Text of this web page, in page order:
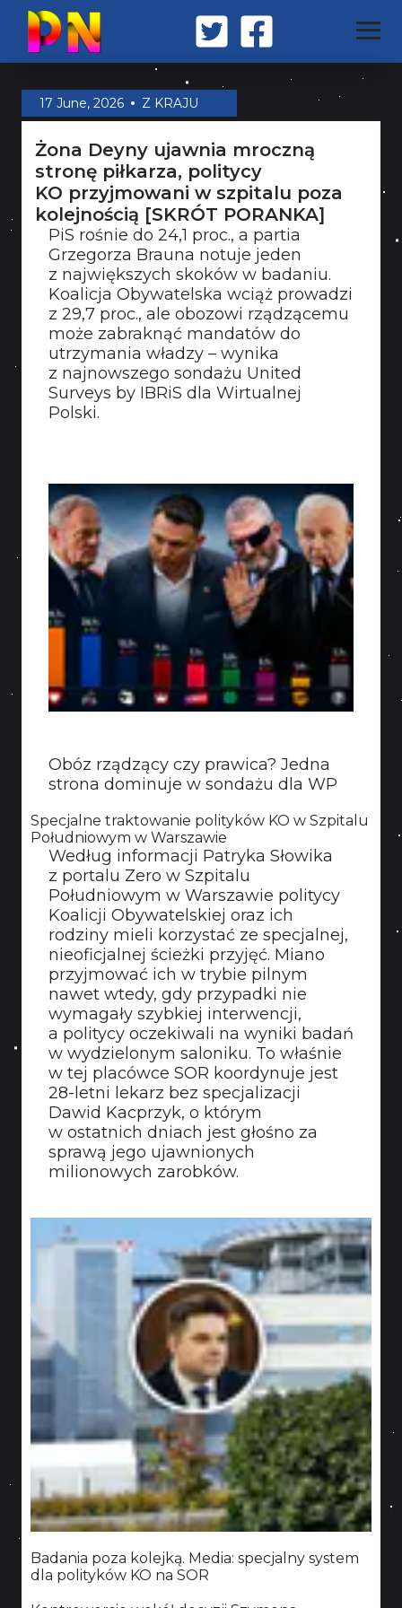
STRONA GŁÓWNA
Z KRAJU
ŚWIAT
MILITARIA
OPINIA
KONTAKT
17 June, 2026 Z KRAJU
Żona Deyny ujawnia mroczną
stronę piłkarza, politycy
KO przyjmowani w szpitalu poza
kolejnością [SKRÓT PORANKA]
PiS rośnie do 24,1 proc., a partia
Grzegorza Brauna notuje jeden
z największych skoków w badaniu.
Koalicja Obywatelska wciąż prowadzi
z 29,7 proc., ale obozowi rządzącemu
może zabraknąć mandatów do
utrzymania władzy – wynika
z najnowszego sondażu United
Surveys by IBRiS dla Wirtualnej
Polski.
Obóz rządzący czy prawica? Jedna
strona dominuje w sondażu dla WP
Specjalne traktowanie polityków KO w Szpitalu
Południowym w Warszawie
Według informacji Patryka Słowika
z portalu Zero w Szpitalu
Południowym w Warszawie politycy
Koalicji Obywatelskiej oraz ich
rodziny mieli korzystać ze specjalnej,
nieoficjalnej ścieżki przyjęć. Miano
przyjmować ich w trybie pilnym
nawet wtedy, gdy przypadki nie
wymagały szybkiej interwencji,
a politycy oczekiwali na wyniki badań
w wydzielonym saloniku. To właśnie
w tej placówce SOR koordynuje jest
28-letni lekarz bez specjalizacji
Dawid Kacprzyk, o którym
w ostatnich dniach jest głośno za
sprawą jego ujawnionych
milionowych zarobków.
Badania poza kolejką. Media: specjalny system
dla polityków KO na SOR